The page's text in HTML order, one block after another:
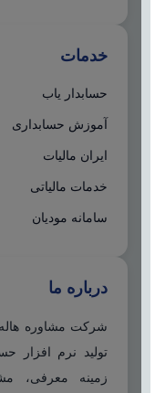
خدمات
حسابدار یاب
آموزش حسابداری
ایران مالیات
خدمات مالیاتی
سامانه مودیان
درباره ما
تولید نرم افزار
زمینه معرفی،